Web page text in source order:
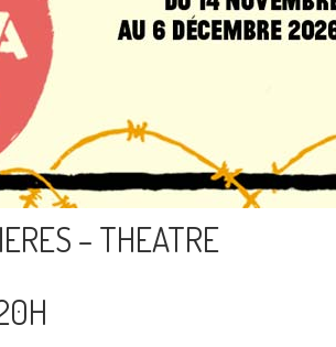
– THEATRE